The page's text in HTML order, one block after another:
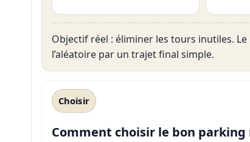
Objectif réel : éliminer les tours inutiles.
l’aléatoire par un trajet final simple.
Choisir
Comment choisir le bon parking